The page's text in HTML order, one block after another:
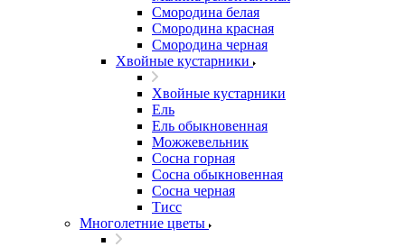
Смородина белая
Смородина красная
Смородина черная
Хвойные кустарники
Хвойные кустарники
Ель
Ель обыкновенная
Можжевельник
Сосна горная
Сосна обыкновенная
Сосна черная
Тисс
Многолетние цветы